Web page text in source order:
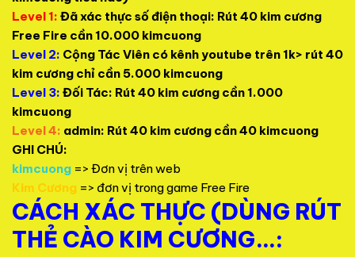
Level 1: Đã xác thực số điện thoại: Rút 40 kim cương
Free Fire cần 10.000 kimcuong
Level 2: Cộng Tác Viên có kênh youtube trên 1k> rút 40
kim cương chỉ cần 5.000 kimcuong
Level 3: Đối Tác: Rút 40 kim cương cần 1.000
kimcuong
Level 4: admin: Rút 40 kim cương cần 40 kimcuong
GHI CHÚ:
kimcuong => Đơn vị trên web
Kim Cương => đơn vị trong game Free Fire
CÁCH XÁC THỰC (DÙNG RÚT
THẺ CÀO KIM CƯƠNG…: